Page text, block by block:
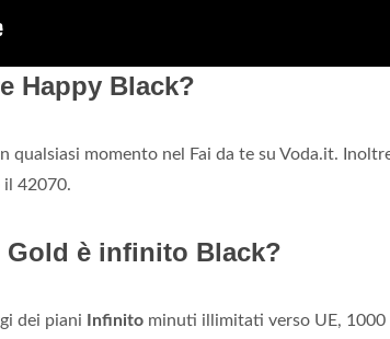
Happy Black?
qualsiasi momento nel Fai da te su Voda.it.
il 42070.
è infinito Black?
dei piani Infinito minuti illimitati verso UE,